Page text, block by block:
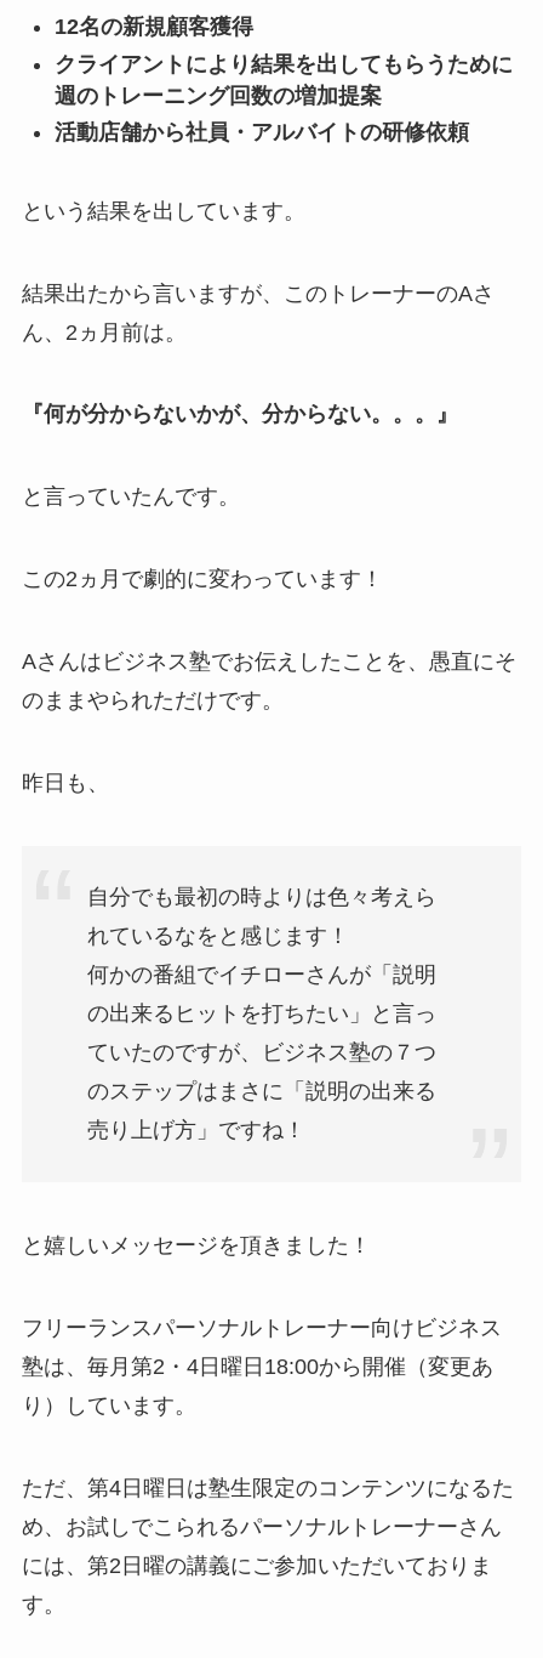
12名の新規顧客獲得
クライアントにより結果を出してもらうために
週のトレーニング回数の増加提案
活動店舗から社員・アルバイトの研修依頼
という結果を出しています。
結果出たから言いますが、このトレーナーのAさ
ん、2ヵ月前は。
『何が分からないかが、分からない。。。』
と言っていたんです。
この2ヵ月で劇的に変わっています！
Aさんはビジネス塾でお伝えしたことを、愚直にそ
のままやられただけです。
昨日も、
自分でも最初の時よりは色々考えら
れているなをと感じます！
何かの番組でイチローさんが「説明
の出来るヒットを打ちたい」と言っ
ていたのですが、ビジネス塾の７つ
のステップはまさに「説明の出来る
売り上げ方」ですね！
と嬉しいメッセージを頂きました！
フリーランスパーソナルトレーナー向けビジネス
塾は、毎月第2・4日曜日18:00から開催（変更あ
り）しています。
ただ、第4日曜日は塾生限定のコンテンツになるた
め、お試しでこられるパーソナルトレーナーさん
には、第2日曜の講義にご参加いただいておりま
す。